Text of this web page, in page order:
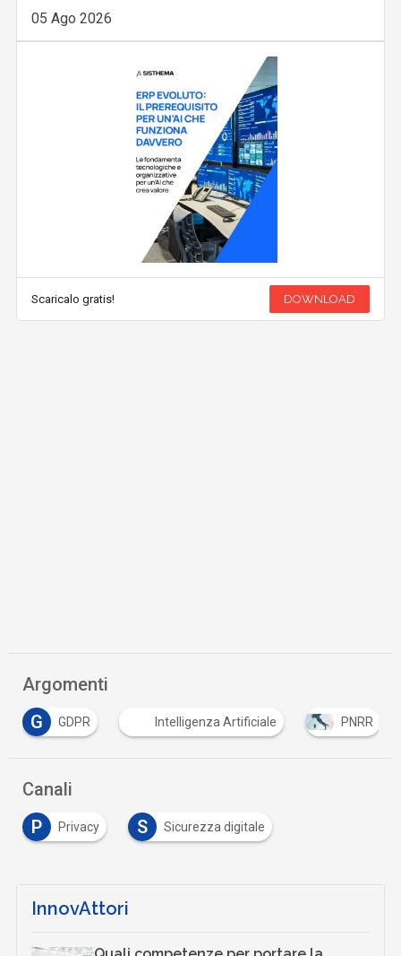
05 Ago 2026
Scaricalo gratis! DOWNLOAD
Argomenti
Intelligenza Artificiale PNRR privacy
Canali
P
Privacy S Sicurezza digitale
InnovAttori